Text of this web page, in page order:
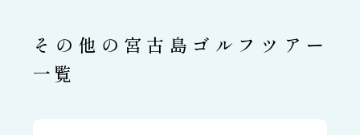
その他の宮古島ゴルフツアー
一覧